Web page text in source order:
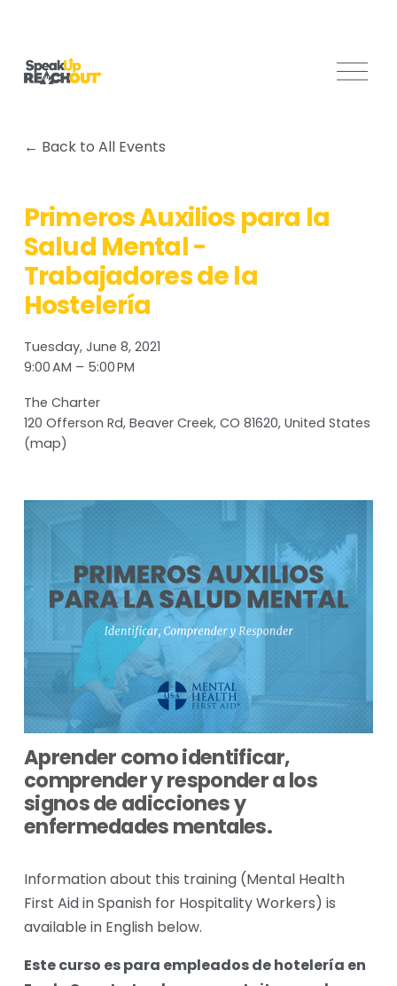
O
Back to All Events
Primeros Auxilios para la
Salud Mental -
Trabajadores de la
Hostelería
Tuesday, June 8, 2021
9:00 AM
5:00 PM
The Charter
120 Offerson Rd Beaver Creek, CO 81620 United States
(map)
Aprender como identificar,
comprender y responder a los
signos de adicciones y
enfermedades mentales.
Information about this training (Mental Health
First Aid in Spanish for Hospitality Workers) is
available in English below.
Este curso es para empleados de hotelería en